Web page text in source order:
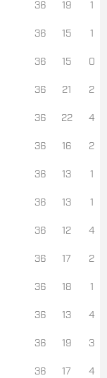
36 19 1
36 15 1
36 15 0
36 21 2
36 22 4
36 16 2
36 13 1
36 13 1
36 12 4
36 17 2
36 18 1
36 13 4
36 19 3
36 17 4